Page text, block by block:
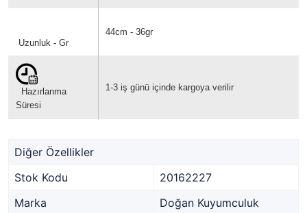
Uzunluk - Gr
44cm - 36gr
Hazırlanma
Süresi
1-3 iş günü içinde kargoya verilir
Diğer Özellikler
Stok Kodu
20162227
Marka
Doğan Kuyumculuk